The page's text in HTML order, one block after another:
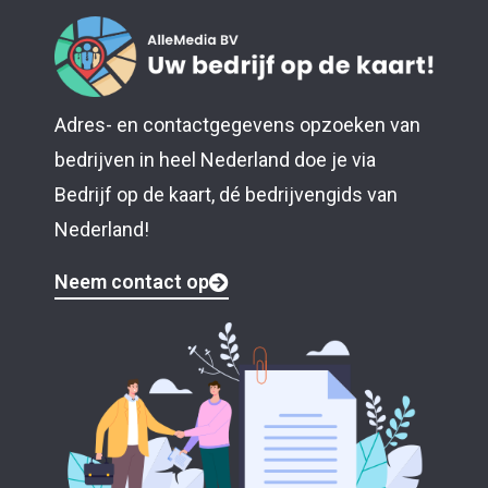
Adres- en contactgegevens opzoeken van
bedrijven in heel Nederland doe je via
Bedrijf op de kaart, dé bedrijvengids van
Nederland!
Neem contact op